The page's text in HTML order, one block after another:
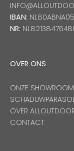
IBAN:
NR:
OVER ONS
ONZE SHOWROOM
OVER
CONTACT